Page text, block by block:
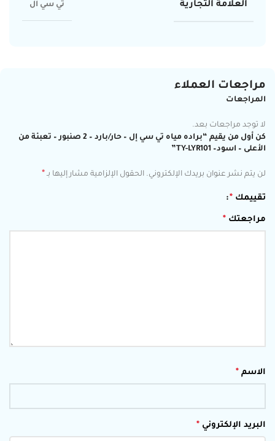
العلامة التجارية تي سي ال
مراجعات العملاء
المراجعات
لا توجد مراجعات بعد.
كن أول من يقيم “براده مياه تي سي إل – حار/بارد – 2 صنبور – تعبئة من
الأعلى – اسود– TY-LYR101”
لن يتم نشر عنوان بريدك الإلكتروني. الحقول الإلزامية مشار إليها بـ *
تقييمك *
مراجعتك *
الاسم *
البريد الإلكتروني *